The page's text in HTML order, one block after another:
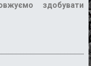
здобувати